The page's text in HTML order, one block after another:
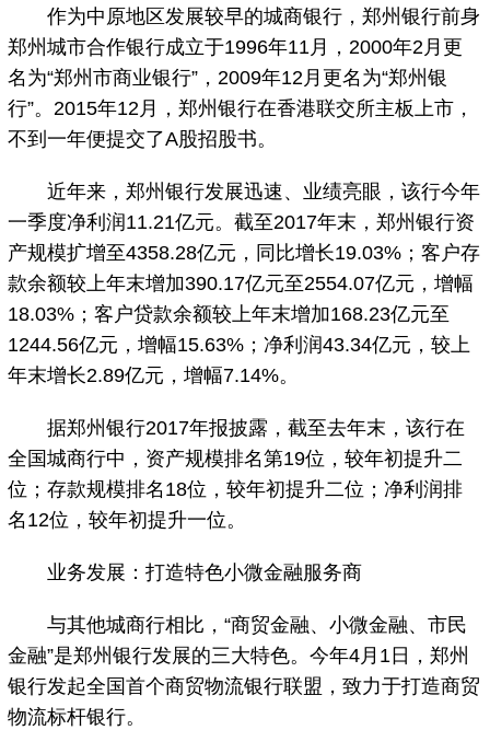
作为中原地区发展较早的城商银行，郑州银行前身
郑州城市合作银行成立于1996年11月，2000年2月更
名为“郑州市商业银行”，2009年12月更名为“郑州银
行”。2015年12月，郑州银行在香港联交所主板上市，
不到一年便提交了A股招股书。
近年来，郑州银行发展迅速、业绩亮眼，该行今年
一季度净利润11.21亿元。截至2017年末，郑州银行资
产规模扩增至4358.28亿元，同比增长19.03%；客户存
款余额较上年末增加390.17亿元至2554.07亿元，增幅
18.03%；客户贷款余额较上年末增加168.23亿元至
1244.56亿元，增幅15.63%；净利润43.34亿元，较上
年末增长2.89亿元，增幅7.14%。
据郑州银行2017年报披露，截至去年末，该行在
全国城商行中，资产规模排名第19位，较年初提升二
位；存款规模排名18位，较年初提升二位；净利润排
名12位，较年初提升一位。
业务发展：打造特色小微金融服务商
与其他城商行相比，“商贸金融、小微金融、市民
金融”是郑州银行发展的三大特色。今年4月1日，郑州
银行发起全国首个商贸物流银行联盟，致力于打造商贸
物流标杆银行。